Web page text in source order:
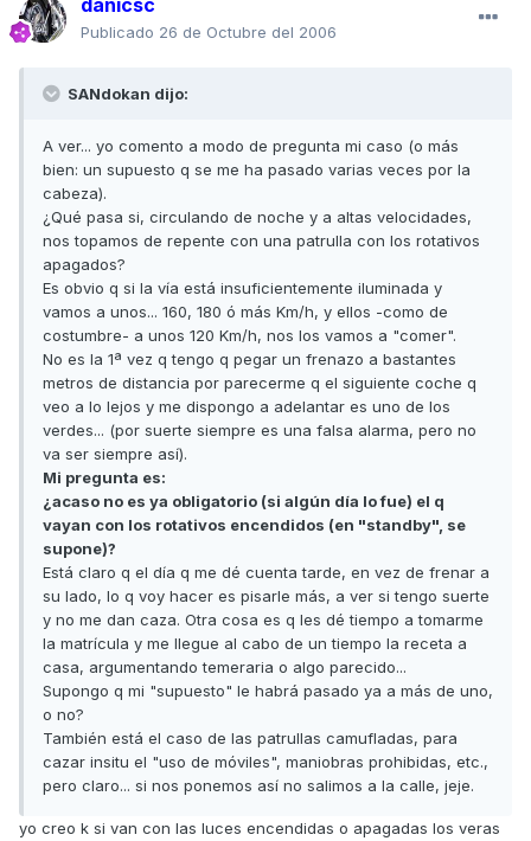
danicsc
Publicado 26 de Octubre del 2006
SANdokan dijo:
A ver... yo comento a modo de pregunta mi caso (o más
bien: un supuesto q se me ha pasado varias veces por la
cabeza).
¿Qué pasa si, circulando de noche y a altas velocidades,
nos topamos de repente con una patrulla con los rotativos
apagados?
Es obvio q si la vía está insuficientemente iluminada y
vamos a unos... 160, 180 ó más Km/h, y ellos -como de
costumbre- a unos 120 Km/h, nos los vamos a "comer".
No es la 1ª vez q tengo q pegar un frenazo a bastantes
metros de distancia por parecerme q el siguiente coche q
veo a lo lejos y me dispongo a adelantar es uno de los
verdes... (por suerte siempre es una falsa alarma, pero no
va ser siempre así).
Mi pregunta es:
¿acaso no es ya obligatorio (si algún día lo fue) el q
vayan con los rotativos encendidos (en "standby", se
supone)?
Está claro q el día q me dé cuenta tarde, en vez de frenar a
su lado, lo q voy hacer es pisarle más, a ver si tengo suerte
y no me dan caza. Otra cosa es q les dé tiempo a tomarme
la matrícula y me llegue al cabo de un tiempo la receta a
casa, argumentando temeraria o algo parecido...
Supongo q mi "supuesto" le habrá pasado ya a más de uno,
o no?
También está el caso de las patrullas camufladas, para
cazar insitu el "uso de móviles", maniobras prohibidas, etc.,
pero claro... si nos ponemos así no salimos a la calle, jeje.
yo creo k si van con las luces encendidas o apagadas los veras